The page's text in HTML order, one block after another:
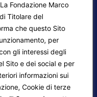
Fondazione Marco
Titolare del
che questo Sito
per
gli interessi degli
Sito e dei social e per
informazioni sui
Cookie di terze